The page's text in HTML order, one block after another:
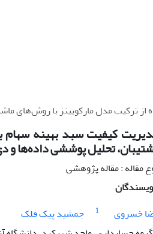
از ترکیب مدل مارکوییتز با روش‌های
کیفیت سبد بهینه سهام
تحلیل پوششی داده‌ها و
مقاله : مقاله پژوهشی
خسروی
1 جمشید پیک فلک